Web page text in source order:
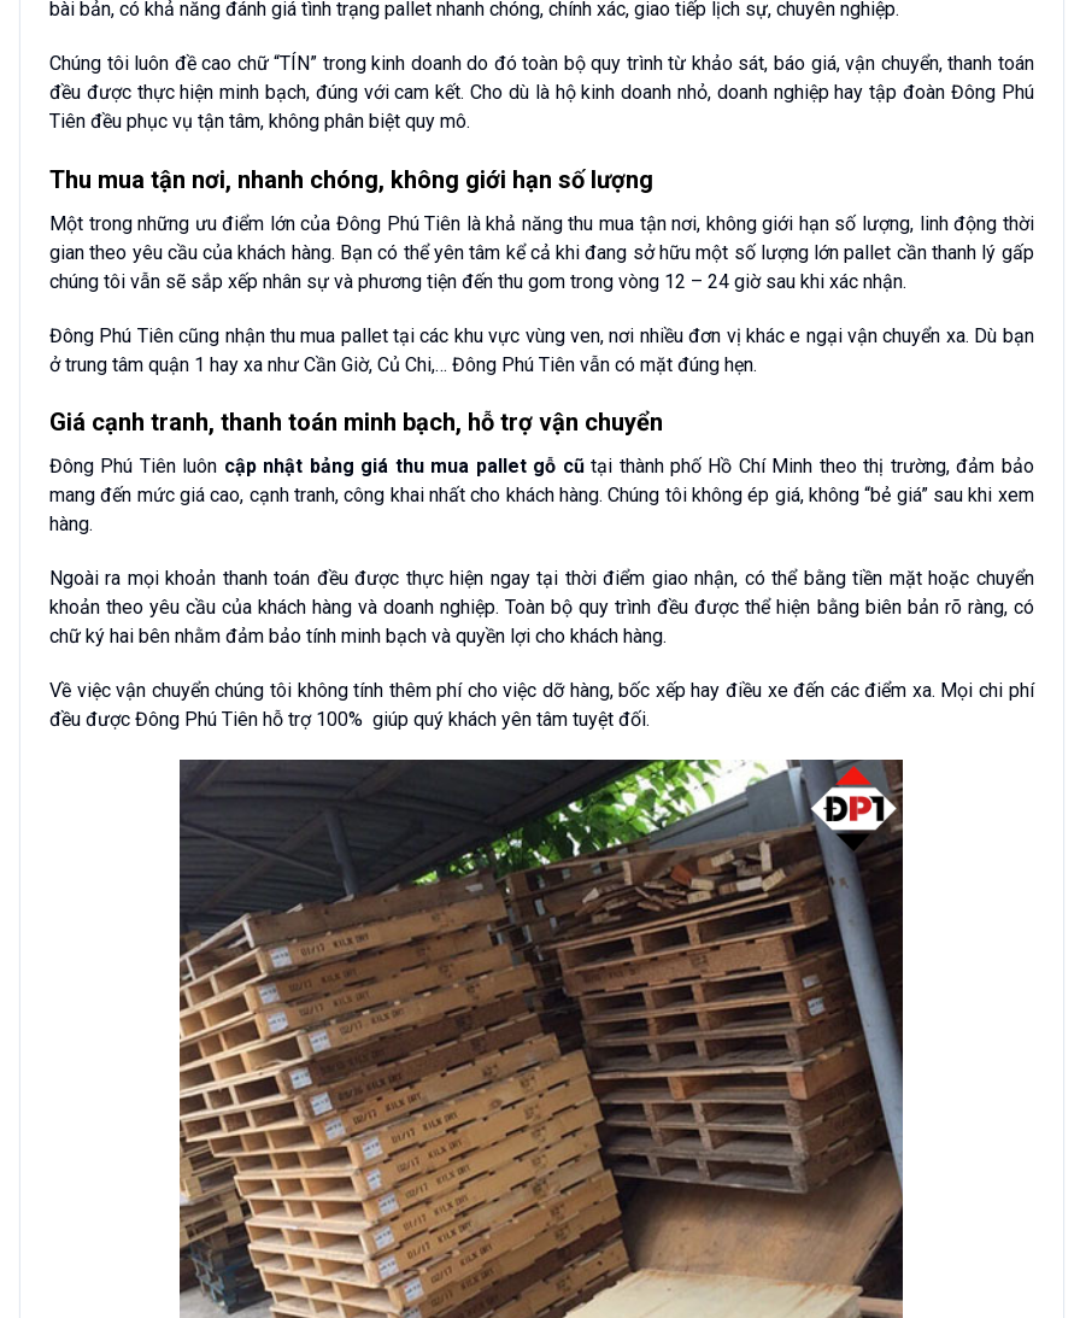
bài bản, có khả năng đánh giá tình trạng pallet nhanh chóng, chính xác, giao tiếp lịch sự, chuyên nghiệp.
Chúng tôi luôn đề cao chữ “TÍN” trong kinh doanh do đó toàn bộ quy trình từ khảo sát, báo giá, vận chuyển, thanh toán
đều được thực hiện minh bạch, đúng với cam kết. Cho dù là hộ kinh doanh nhỏ, doanh nghiệp hay tập đoàn Đông Phú
Tiên đều phục vụ tận tâm, không phân biệt quy mô.
Thu mua tận nơi, nhanh chóng, không giới hạn số lượng
Một trong những ưu điểm lớn của Đông Phú Tiên là khả năng thu mua tận nơi, không giới hạn số lượng, linh động thời
gian theo yêu cầu của khách hàng. Bạn có thể yên tâm kể cả khi đang sở hữu một số lượng lớn pallet cần thanh lý gấp
chúng tôi vẫn sẽ sắp xếp nhân sự và phương tiện đến thu gom trong vòng 12 – 24 giờ sau khi xác nhận.
Đông Phú Tiên cũng nhận thu mua pallet tại các khu vực vùng ven, nơi nhiều đơn vị khác e ngại vận chuyển xa. Dù bạn
ở trung tâm quận 1 hay xa như Cần Giờ, Củ Chi,… Đông Phú Tiên vẫn có mặt đúng hẹn.
Giá cạnh tranh, thanh toán minh bạch, hỗ trợ vận chuyển
Đông Phú Tiên luôn cập nhật bảng giá thu mua pallet gỗ cũtại thành phố Hồ Chí Minh theo thị trường, đảm bảo
mang đến mức giá cao, cạnh tranh, công khai nhất cho khách hàng. Chúng tôi không ép giá, không “bẻ giá” sau khi xem
hàng.
Ngoài ra mọi khoản thanh toán đều được thực hiện ngay tại thời điểm giao nhận, có thể bằng tiền mặt hoặc chuyển
khoản theo yêu cầu của khách hàng và doanh nghiệp. Toàn bộ quy trình đều được thể hiện bằng biên bản rõ ràng, có
chữ ký hai bên nhằm đảm bảo tính minh bạch và quyền lợi cho khách hàng.
Về việc vận chuyển chúng tôi không tính thêm phí cho việc dỡ hàng, bốc xếp hay điều xe đến các điểm xa. Mọi chi phí
đều được Đông Phú Tiên hỗ trợ 100% giúp quý khách yên tâm tuyệt đối.